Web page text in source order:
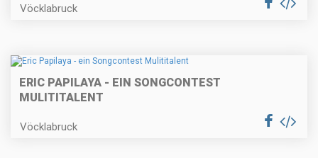
Vöcklabruck
ERIC PAPILAYA - EIN SONGCONTEST
MULITITALENT
Vöcklabruck